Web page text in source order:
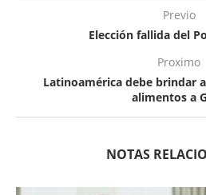
Previo
Elección fallida del
Proximo
Latinoamérica debe brindar
alimentos a
NOTAS